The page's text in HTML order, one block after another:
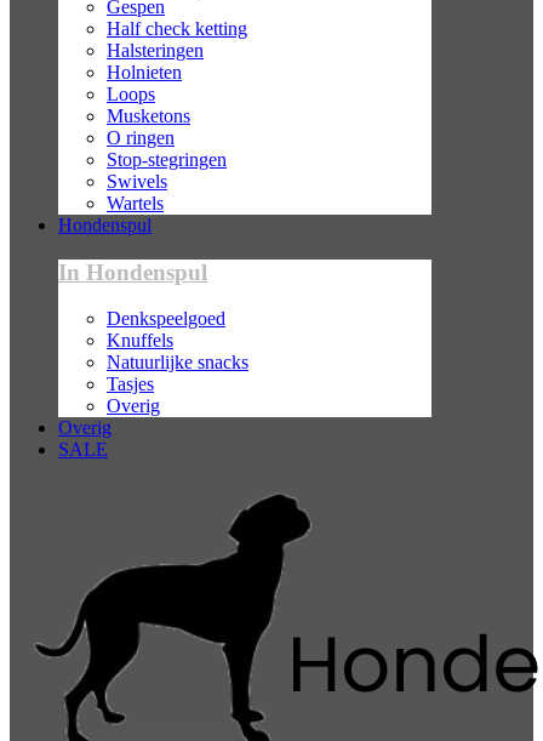
Gespen
Half check ketting
Halsteringen
Holnieten
Loops
Musketons
O ringen
Stop-stegringen
Swivels
Wartels
Hondenspul
In Hondenspul
Denkspeelgoed
Knuffels
Natuurlijke snacks
Tasjes
Overig
Overig
SALE